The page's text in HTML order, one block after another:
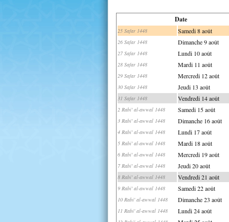
Date
25 Safar 1448 Samedi 8 août
26 Safar 1448 Dimanche 9 août
27 Safar 1448 Lundi 10 août
28 Safar 1448 Mardi 11 août
29 Safar 1448 Mercredi 12 août
30 Safar 1448 Jeudi 13 août
31 Safar 1448 Vendredi 14 août
2 Rabi' al-awwal 1448 Samedi 15 août
3 Rabi' al-awwal 1448 Dimanche 16 août
4 Rabi' al-awwal 1448 Lundi 17 août
5 Rabi' al-awwal 1448 Mardi 18 août
6 Rabi' al-awwal 1448 Mercredi 19 août
7 Rabi' al-awwal 1448 Jeudi 20 août
8 Rabi' al-awwal 1448 Vendredi 21 août
9 Rabi' al-awwal 1448 Samedi 22 août
10 Rabi' al-awwal 1448 Dimanche 23 août
11 Rabi' al-awwal 1448 Lundi 24 août